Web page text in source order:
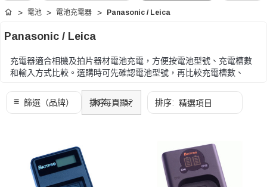
首頁 電池 電池充電器 Panasonic / Leica
Panasonic / Leica
充電器適合相機及拍片器材電池充電，方便按電池型號、充電槽數
和輸入方式比較。選購時可先確認電池型號，再比較充電槽數、
選購時可先確認電池型號，再比較充電槽數、USB-C 或 Micro USB
輸入、顯示方式和攜帶需要。